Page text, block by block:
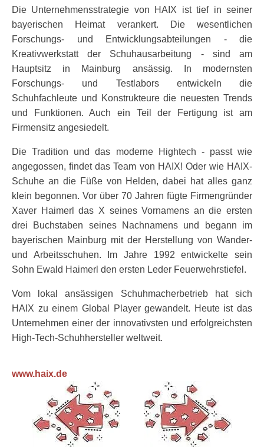
Die Unternehmensstrategie von HAIX ist tief in seiner
bayerischen Heimat verankert. Die wesentlichen
Forschungs- und Entwicklungsabteilungen - die
Kreativwerkstatt der Schuhausarbeitung - sind am
Hauptsitz in Mainburg ansässig. In modernsten
Forschungs- und Testlabors entwickeln die
Schuhfachleute und Konstrukteure die neuesten Trends
und Funktionen. Auch ein Teil der Fertigung ist am
Firmensitz angesiedelt.
Die Tradition und das moderne Hightech - passt wie
angegossen, findet das Team von HAIX! Oder wie HAIX-
Schuhe an die Füße von Helden, dabei hat alles ganz
klein begonnen. Vor über 70 Jahren fügte Firmengründer
Xaver Haimerl das X seines Vornamens an die ersten
drei Buchstaben seines Nachnamens und begann im
bayerischen Mainburg mit der Herstellung von Wander-
und Arbeitsschuhen. Im Jahre 1992 entwickelte sein
Sohn Ewald Haimerl den ersten Leder Feuerwehrstiefel.
Vom lokal ansässigen Schuhmacherbetrieb hat sich
HAIX zu einem Global Player gewandelt. Heute ist das
Unternehmen einer der innovativsten und erfolgreichsten
High-Tech-Schuhhersteller weltweit.
www.haix.de